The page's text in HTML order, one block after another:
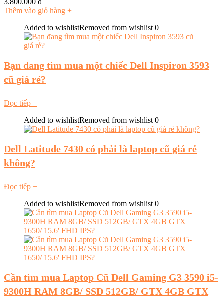
3.800.000 ₫
Thêm vào giỏ hàng +
Added to wishlistRemoved from wishlist 0
Bạn đang tìm mua một chiếc Dell Inspiron 3593
cũ giá rẻ?
Đọc tiếp +
Added to wishlistRemoved from wishlist 0
Dell Latitude 7430 có phải là laptop cũ giá rẻ
không?
Đọc tiếp +
Added to wishlistRemoved from wishlist 0
Cần tìm mua Laptop Cũ Dell Gaming G3 3590 i5-
9300H RAM 8GB/ SSD 512GB/ GTX 4GB GTX